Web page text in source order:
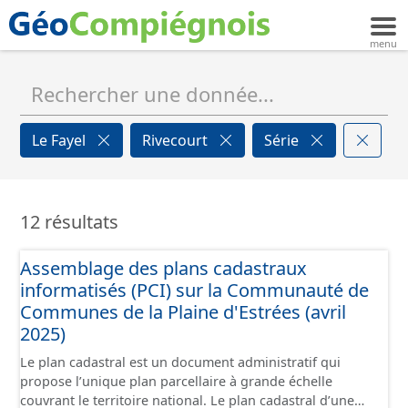
Le Fayel Rivecourt Série
12 résultats
Assemblage des plans cadastraux
informatisés (PCI) sur la Communauté de
Communes de la Plaine d'Estrées (avril
2025)
Le plan cadastral est un document administratif qui
propose l’unique plan parcellaire à grande échelle
couvrant le territoire national. Le plan cadastral d’une